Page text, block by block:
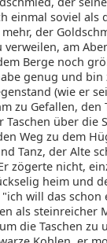
einmal soviel als
der
verweilen, am
Berge noch
genug und
(wie er
zu Gefallen, den
über die
Weg zu dem
Tanz, der Alte
zögerte nicht,
heim und
will das
als steinreicher
die Taschen zu